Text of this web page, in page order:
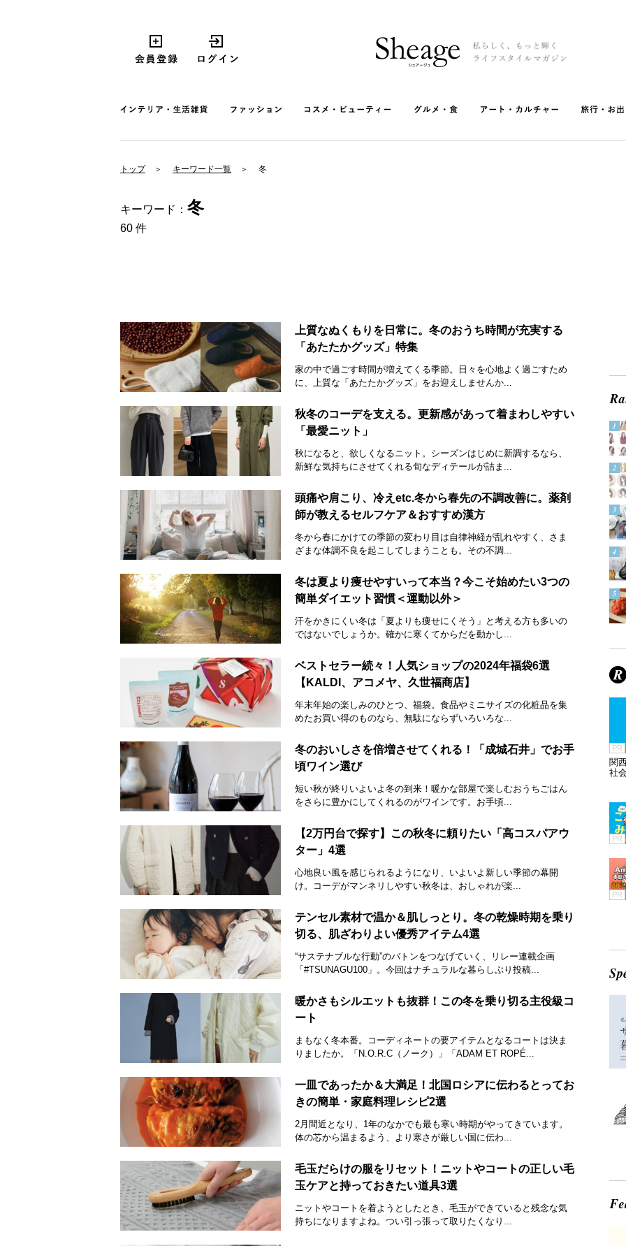
トップ キーワード一覧 冬
キーワード： 冬
60 件
上質なぬくもりを日常に。冬のおうち時間が充実する
「あたたかグッズ」特集
家の中で過ごす時間が増えてくる季節。日々を心地よく過ごすため
に、上質な「あたたかグッズ」をお迎えしませんか...
秋冬のコーデを支える。更新感があって着まわしやすい
「最愛ニット」
秋になると、欲しくなるニット。シーズンはじめに新調するなら、
新鮮な気持ちにさせてくれる旬なディテールが詰ま...
頭痛や肩こり、冷えetc.冬から春先の不調改善に。薬剤
師が教えるセルフケア＆おすすめ漢方
冬から春にかけての季節の変わり目は自律神経が乱れやすく、さま
ざまな体調不良を起こしてしまうことも。その不調...
冬は夏より痩せやすいって本当？今こそ始めたい3つの
簡単ダイエット習慣＜運動以外＞
汗をかきにくい冬は「夏よりも痩せにくそう」と考える方も多いの
ではないでしょうか。確かに寒くてからだを動かし...
ベストセラー続々！人気ショップの2024年福袋6選
【KALDI、アコメヤ、久世福商店】
年末年始の楽しみのひとつ、福袋。食品やミニサイズの化粧品を集
めたお買い得のものなら、無駄にならずいろいろな...
冬のおいしさを倍増させてくれる！「成城石井」でお手
頃ワイン選び
短い秋が終りいよいよ冬の到来！暖かな部屋で楽しむおうちごはん
をさらに豊かにしてくれるのがワインです。お手頃...
【2万円台で探す】この秋冬に頼りたい「高コスパアウ
ター」4選
心地良い風を感じられるようになり、いよいよ新しい季節の幕開
け。コーデがマンネリしやすい秋冬は、おしゃれが楽...
テンセル素材で温か＆肌しっとり。冬の乾燥時期を乗り
切る、肌ざわりよい優秀アイテム4選
“サステナブルな行動”のバトンをつなげていく、リレー連載企画
「#TSUNAGU100」。今回はナチュラルな暮らしぶり投稿...
暖かさもシルエットも抜群！この冬を乗り切る主役級コ
ート
まもなく冬本番。コーディネートの要アイテムとなるコートは決ま
りましたか。「N.O.R.C（ノーク）」「ADAM ET ROPÉ...
一皿であったか＆大満足！北国ロシアに伝わるとってお
きの簡単・家庭料理レシピ2選
2月間近となり、1年のなかでも最も寒い時期がやってきています。
体の芯から温まるよう、より寒さが厳しい国に伝わ...
毛玉だらけの服をリセット！ニットやコートの正しい毛
玉ケアと持っておきたい道具3選
ニットやコートを着ようとしたとき、毛玉ができていると残念な気
持ちになりますよね。つい引っ張って取りたくなり...
PR
関
社
PR
PR